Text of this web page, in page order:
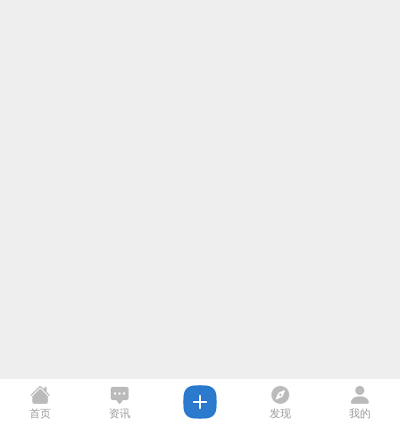
首页 资讯 发现 我的